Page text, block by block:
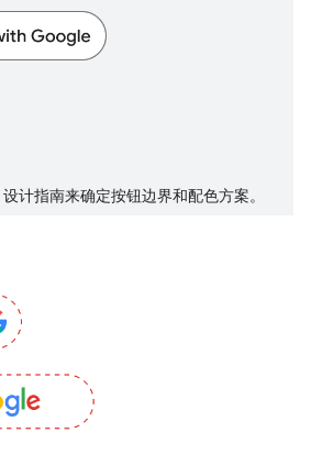
设计指南来确定按钮边界和配色方案。